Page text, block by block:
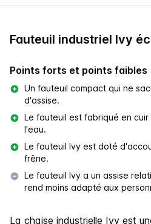
Fauteuil industriel Ivy
Points forts et points faibles
Un fauteuil compact qui ne
d'assise.
Le fauteuil est fabriqué en
l'eau.
Le fauteuil Ivy est doté
frêne.
Le fauteuil Ivy a un assise
rend moins adapté aux
La chaise industrielle Ivy est